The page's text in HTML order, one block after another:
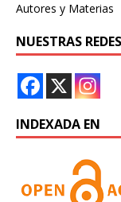
Autores y Materias
NUESTRAS REDES
INDEXADA EN